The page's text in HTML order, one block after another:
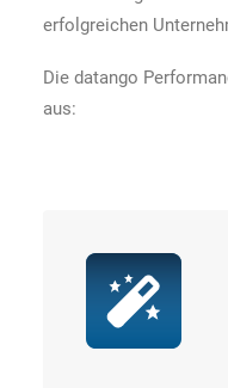
erfolgreichen
Die datango
aus: